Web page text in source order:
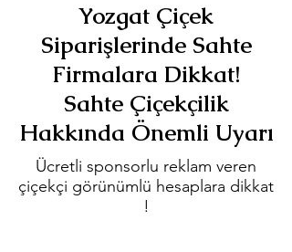
Yozgat Çiçek
Siparişlerinde Sahte
Firmalara Dikkat!
Sahte Çiçekçilik
Hakkında Önemli Uyarı
Ücretli sponsorlu reklam veren
çiçekçi görünümlü hesaplara dikkat
!